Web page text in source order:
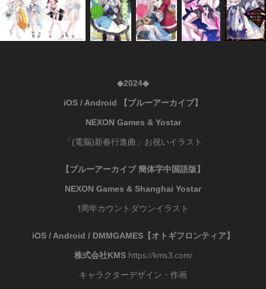
◆2024◆
iOS / Android 【ブルーアーカイブ】
NEXON Games & Yostar
「(電脳)新春行進曲」お祝いイラスト
【ブルーアーカイブ 簡体字中国語版】
NEXON Games & Shanghai Yostar
1周年カウントダウンイラスト
iOS / Android / DMMGAMES【オトギフロンティア】
株式会社KMS https://kms3.com/
キャラクターデザイン・作画